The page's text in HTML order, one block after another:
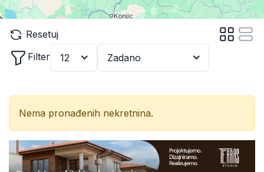
Resetuj
Filter
12 Zadano
Nema pronađenih nekretnina.